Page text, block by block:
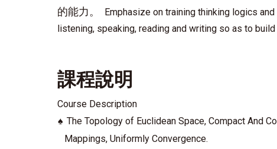
的能力。
Emphasize on training thinking logics
listening, speaking, reading and writing so as to
課程說明
Course Description
♠ The Topology of Euclidean Space, Compact And
Mappings, Uniformly Convergence.